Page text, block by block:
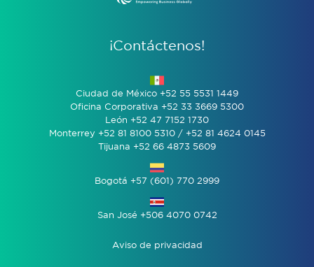
¡Contáctenos!
Ciudad de México +52 55 5531 1449
Oficina Corporativa +52 33 3669 5300
León +52 47 7152 1730
Monterrey +52 81 8100 5310 / +52 81 4624 0145
Tijuana +52 66 4873 5609
Bogotá +57 (601) 770 2999
San José +506 4070 0742
Aviso de privacidad